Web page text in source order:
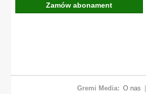
Zamów abonament
Gremi Media: O nas